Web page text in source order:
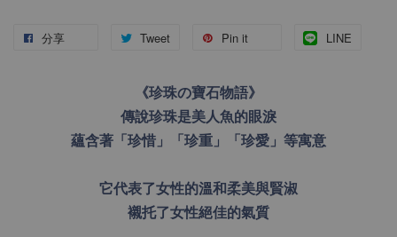
分享 Tweet Pin it LINE
《珍珠の寶石物語》
傳說珍珠是美人魚的眼淚
蘊含著「珍惜」「珍重」「珍愛」等寓意
它代表了女性的溫和柔美與賢淑
襯托了女性絕佳的氣質